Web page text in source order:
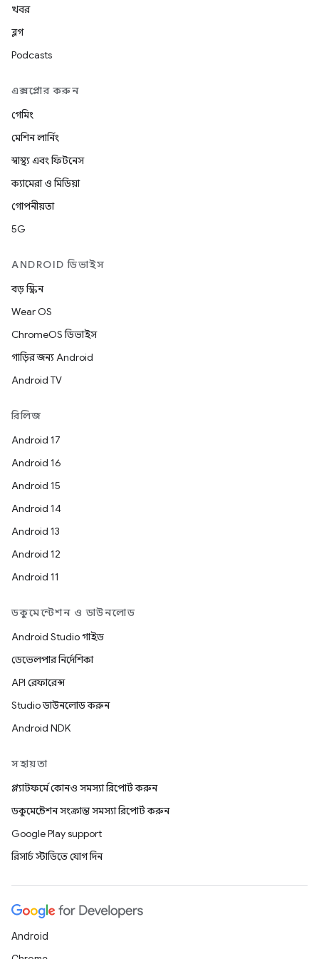
খবর
ব্লগ
Podcasts
এক্সপ্লোর করুন
গেমিং
মেশিন লার্নিং
স্বাস্থ্য এবং ফিটনেস
ক্যামেরা ও মিডিয়া
গোপনীয়তা
5G
ANDROID ডিভাইস
বড় স্ক্রিন
Wear OS
ChromeOS ডিভাইস
গাড়ির জন্য Android
Android TV
রিলিজ
Android 17
Android 16
Android 15
Android 14
Android 13
Android 12
Android 11
ডকুমেন্টেশন ও ডাউনলোড
Android Studio গাইড
ডেভেলপার নির্দেশিকা
API রেফারেন্স
Studio ডাউনলোড করুন
Android NDK
সহায়তা
প্ল্যাটফর্মে কোনও সমস্যা রিপোর্ট করুন
ডকুমেন্টেশন সংক্রান্ত সমস্যা রিপোর্ট করুন
Google Play support
রিসার্চ স্টাডিতে যোগ দিন
Android